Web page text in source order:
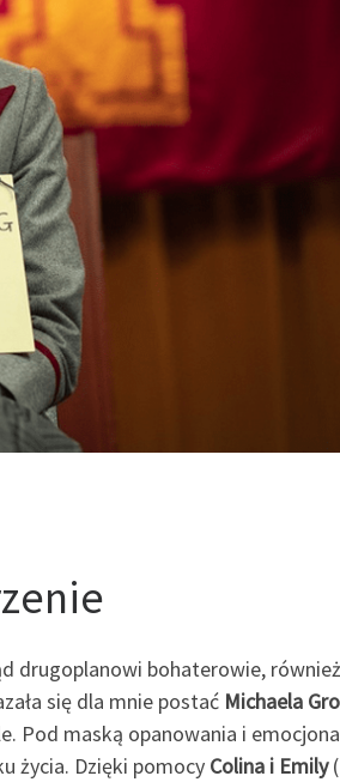
drugoplanowi bohaterowie, również
się dla mnie postać Michaela
Pod maską opanowania i
życia. Dzięki pomocy Colina i Emily